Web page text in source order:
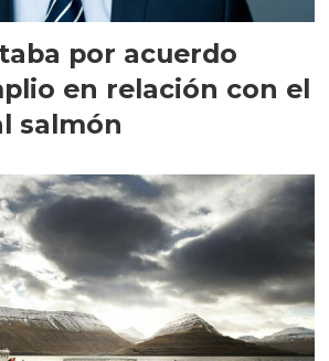
por acuerdo
en relación con el
salmón